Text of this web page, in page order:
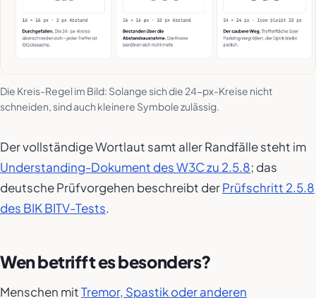
Die Kreis-Regel im Bild: Solange sich die 24-px-Kreise nicht
schneiden, sind auch kleinere Symbole zulässig.
Der vollständige Wortlaut samt aller Randfälle steht im
Understanding-Dokument des W3C zu 2.5.8; das
deutsche Prüfvorgehen beschreibt derPrüfschritt 2.5.8
des BIK BITV-Tests.
Wen betrifft es besonders?
Menschen mitTremor, Spastik oder anderen